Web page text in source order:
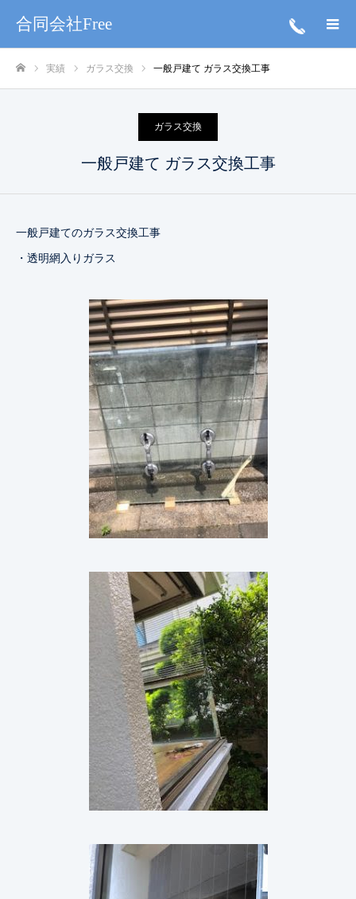
合同会社Free
実績 ガラス交換 一般戸建て ガラス交換工事
ガラス交換
一般戸建て ガラス交換工事
一般戸建てのガラス交換工事
・透明網入りガラス